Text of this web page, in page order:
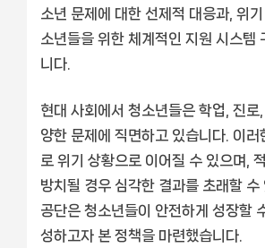
소년 문제에 대한 선제적 대응과, 위
소년들을 위한 체계적인 지원 시스템
니다.
현대 사회에서 청소년들은 학업, 진로
양한 문제에 직면하고 있습니다. 이러
로 위기 상황으로 이어질 수 있으며,
방치될 경우 심각한 결과를 초래할 수
공단은 청소년들이 안전하게 성장할
성하고자 본 정책을 마련했습니다.